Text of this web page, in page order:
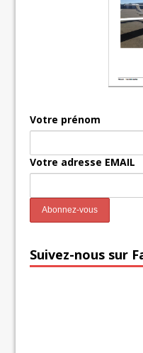
Votre prénom
Votre adresse EMAIL
Suivez-nous sur